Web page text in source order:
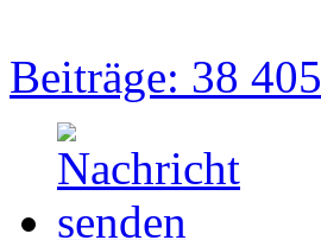
Beiträge: 38 405